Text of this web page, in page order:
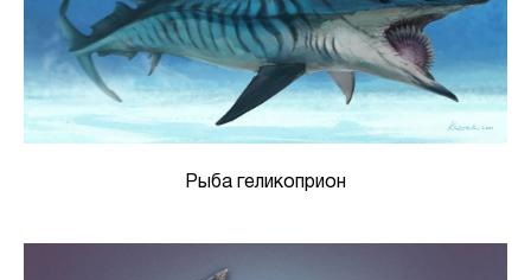
Рыба геликоприон